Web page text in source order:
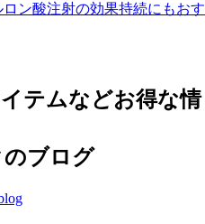
ン酸注射の効果持続にもおす
テムなどお得な情
ブログ